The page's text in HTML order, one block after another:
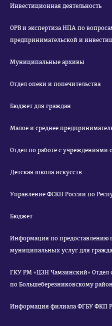
Инвестиционная деятельность
ОРВ и экспертиза НПА по
предпринимательской и
Муниципальные архивы
Отдел опеки и попечительства
Бюджет для граждан
Малое и среднее
Отдел по работе с учреждениями
Детская школа искусств
Управление ФСКН России по
Бюджет
Информация по предоставлению
муниципальных услуг для
ГКУ РМ «ЦЗН Чамзинский» Отдел
по Большеберезниковскому
Информация филиала ФГБУ ФКП